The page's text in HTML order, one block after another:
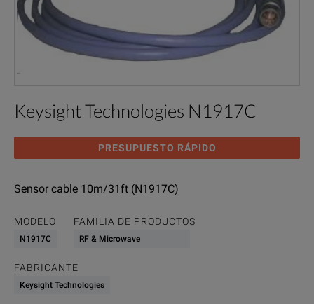
Keysight Technologies N1917C
PRESUPUESTO RÁPIDO
Sensor cable 10m/31ft (N1917C)
MODELO
N1917C
FAMILIA DE PRODUCTOS
RF & Microwave
FABRICANTE
Keysight Technologies